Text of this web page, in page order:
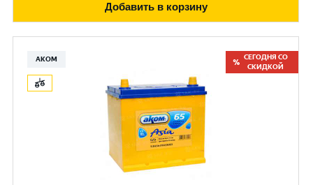
Добавить в корзину
АКОМ
СЕГОДНЯ СО
СКИДКОЙ